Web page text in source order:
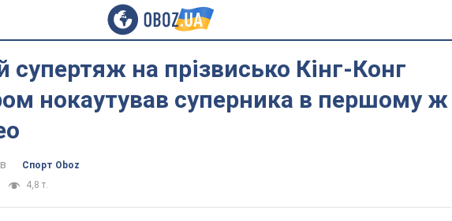
супертяж на прізвисько Кінг-Конг
нокаутував суперника в першому ж
Спорт Oboz
4,8 т.